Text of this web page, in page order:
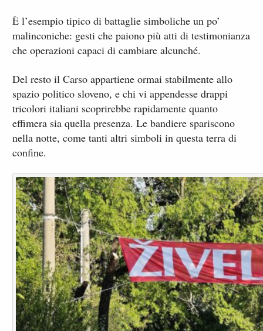
È l’esempio tipico di battaglie simboliche un po’
malinconiche: gesti che paiono più atti di testimonianza
che operazioni capaci di cambiare alcunché.
Del resto il Carso appartiene ormai stabilmente allo
spazio politico sloveno, e chi vi appendesse drappi
tricolori italiani scoprirebbe rapidamente quanto
effimera sia quella presenza. Le bandiere spariscono
nella notte, come tanti altri simboli in questa terra di
confine.